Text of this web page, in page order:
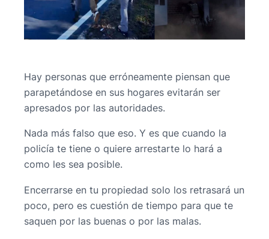
Hay personas que erróneamente piensan que
parapetándose en sus hogares evitarán ser
apresados por las autoridades.
Nada más falso que eso. Y es que cuando la
policía te tiene o quiere arrestarte lo hará a
como les sea posible.
Encerrarse en tu propiedad solo los retrasará un
poco, pero es cuestión de tiempo para que te
saquen por las buenas o por las malas.